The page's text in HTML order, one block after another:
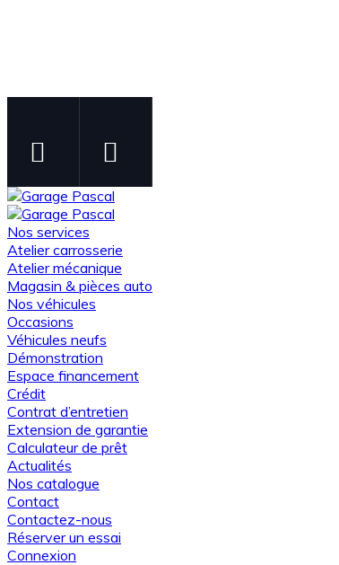
Nos services
Atelier carrosserie
Atelier mécanique
Magasin & pièces auto
Nos véhicules
Occasions
Véhicules neufs
Démonstration
Espace financement
Crédit
Contrat d’entretien
Extension de garantie
Calculateur de prêt
Actualités
Nos catalogue
Contact
Contactez-nous
Réserver un essai
Connexion